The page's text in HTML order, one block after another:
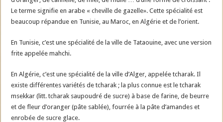
Le terme signifie en arabe « cheville de gazelle». Cette spécialité est
beaucoup répandue en Tunisie, au Maroc, en Algérie et de l’orient.
En Tunisie, c’est une spécialité de la ville de Tataouine, avec une version
frite appelée mahchi.
En Algérie, c’est une spécialité de la ville d’Alger, appelée tcharak. Il
existe différentes variétés de tcharak ; la plus connue est le tcharak
msekkar (litt. tcharak saupoudré de sucre) à base de farine, de beurre
et de fleur d’oranger (pâte sablée), fourrée à la pâte d’amandes et
enrobée de sucre glace.